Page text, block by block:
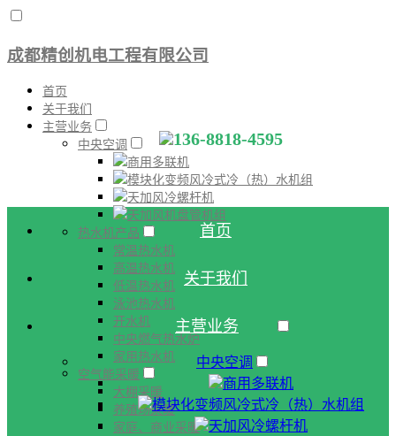
成都精创机电工程有限公司
首页
关于我们
主营业务
中央空调
商用多联机
模块化变频风冷式冷（热）水机组
天加风冷螺杆机
天加风机盘管机组
热水机产品
常温热水机
高温热水机
低温热水机
泳池热水机
开水机
中央燃气热水炉
家用热水机
空气能采暖
大棚采暖
养殖场采暖
家庭、商业采暖
136-8818-4595
首页
关于我们
主营业务
中央空调
商用多联机
模块化变频风冷式冷（热）水机组
天加风冷螺杆机